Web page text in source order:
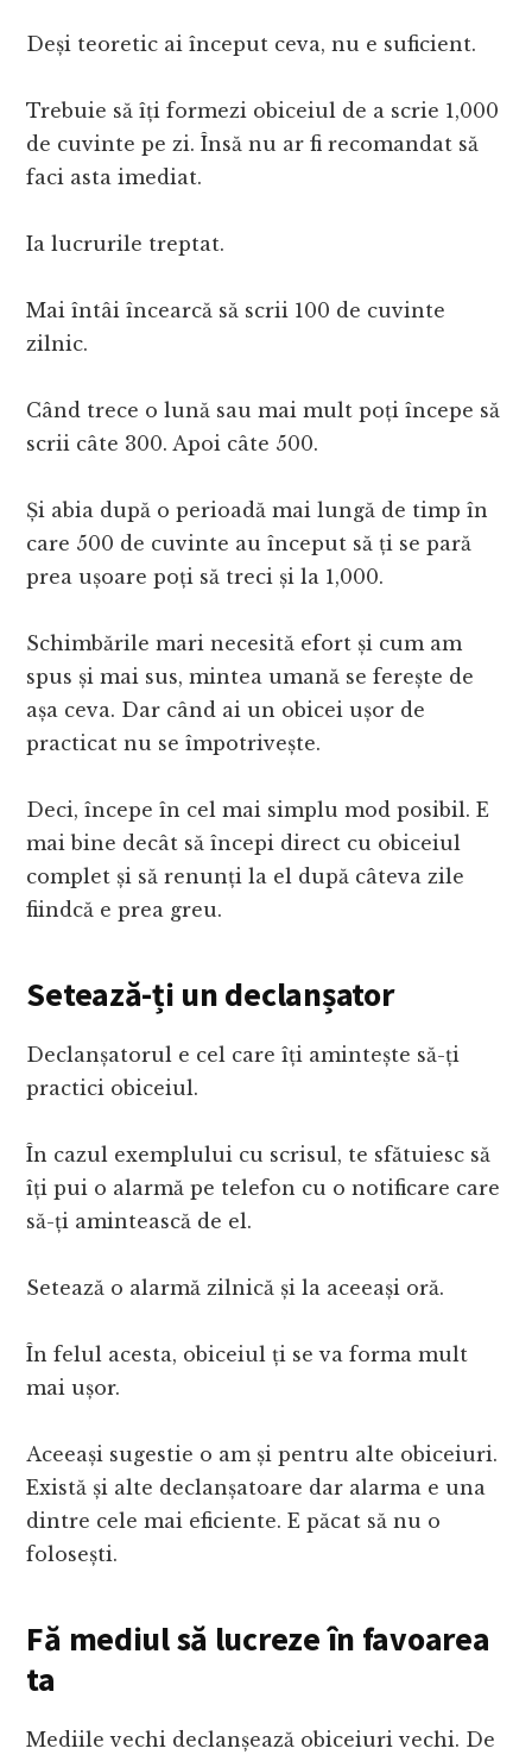
Deși teoretic ai început ceva, nu e suficient.
Trebuie să îți formezi obiceiul de a scrie 1,000
de cuvinte pe zi. Însă nu ar fi recomandat să
faci asta imediat.
Ia lucrurile treptat.
Mai întâi încearcă să scrii 100 de cuvinte
zilnic.
Când trece o lună sau mai mult poți începe să
scrii câte 300. Apoi câte 500.
Și abia după o perioadă mai lungă de timp în
care 500 de cuvinte au început să ți se pară
prea ușoare poți să treci și la 1,000.
Schimbările mari necesită efort și cum am
spus și mai sus, mintea umană se ferește de
așa ceva. Dar când ai un obicei ușor de
practicat nu se împotrivește.
Deci, începe în cel mai simplu mod posibil. E
mai bine decât să începi direct cu obiceiul
complet și să renunți la el după câteva zile
fiindcă e prea greu.
Setează-ți un declanșator
Declanșatorul e cel care îți amintește să-ți
practici obiceiul.
În cazul exemplului cu scrisul, te sfătuiesc să
îți pui o alarmă pe telefon cu o notificare care
să-ți amintească de el.
Setează o alarmă zilnică și la aceeași oră.
În felul acesta, obiceiul ți se va forma mult
mai ușor.
Aceeași sugestie o am și pentru alte obiceiuri.
Există și alte declanșatoare dar alarma e una
dintre cele mai eficiente. E păcat să nu o
folosești.
Fă mediul să lucreze în favoarea
ta
Mediile vechi declanșează obiceiuri vechi. De